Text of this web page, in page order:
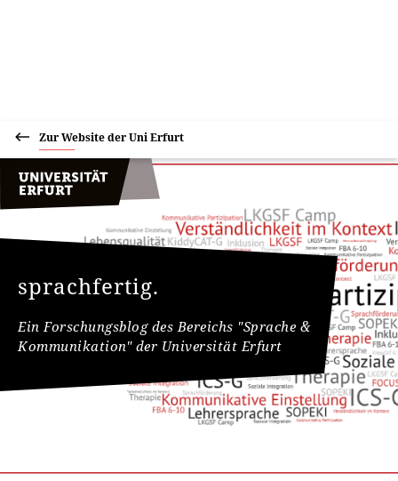
Zur Website der Uni Erfurt
sprachfertig.
Ein Forschungsblog des Bereichs "Sprache &
Kommunikation" der Universität Erfurt